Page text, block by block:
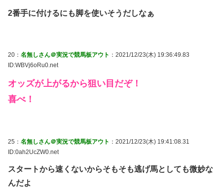
2番手に付けるにも脚を使いそうだしなぁ
20： 名無しさん＠実況で競馬板アウト ：2021/12/23(木) 19:36:49.83
ID:WBVj6oRu0.net
オッズが上がるから狙い目だぞ！
喜べ！
25： 名無しさん＠実況で競馬板アウト ：2021/12/23(木) 19:41:08.31
ID:0ah2UcZW0.net
スタートから速くないからそもそも逃げ馬としても微妙な
んだよ